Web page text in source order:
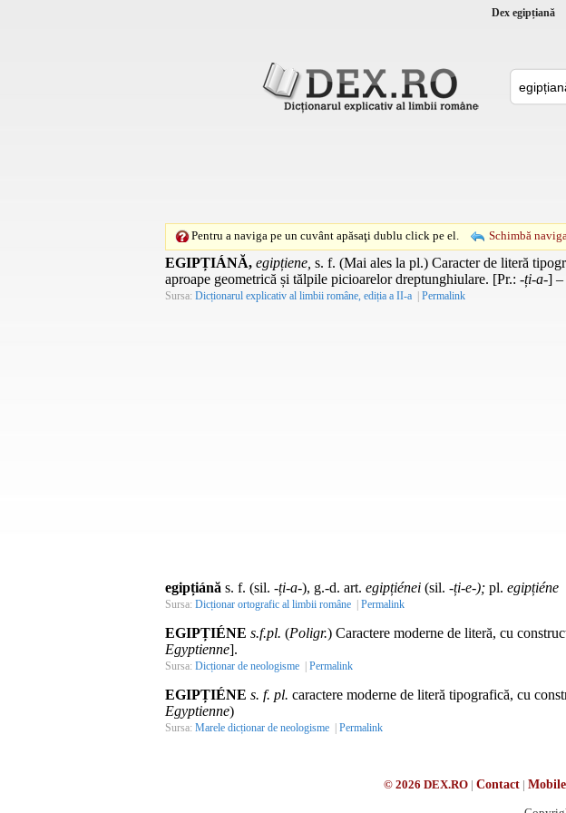
Dex egipțiană
Pentru a naviga pe un cuvânt apăsaţi dublu click pe el. Schimbă
EGIPȚIÁNĂ, egipțiene, s. f. (Mai ales la pl.) Caracter de literă
aproape geometrică și tălpile picioarelor dreptunghiulare. [Pr.: -ți-a-] –
Sursa: Dicționarul explicativ al limbii române, ediția a II-a | Permalink
egipțiánă s. f. (sil. -ți-a-), g.-d. art. egipțiénei (sil. -ți-e-); pl. egipțiéne
Sursa: Dicționar ortografic al limbii române | Permalink
EGIPȚIÉNE s.f.pl. (Poligr.) Caractere moderne de literă, cu
Egyptienne].
Sursa: Dicționar de neologisme | Permalink
EGIPȚIÉNE s. f. pl. caractere moderne de literă tipografică, cu
Egyptienne)
Sursa: Marele dicționar de neologisme | Permalink
© 2026 DEX.RO| Contact| Mobile